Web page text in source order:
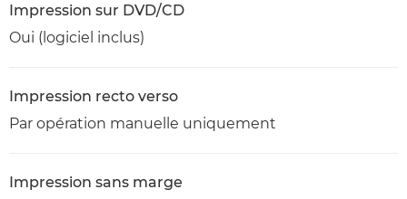
Impression sur DVD/CD
Oui (logiciel inclus)
Impression recto verso
Par opération manuelle uniquement
Impression sans marge